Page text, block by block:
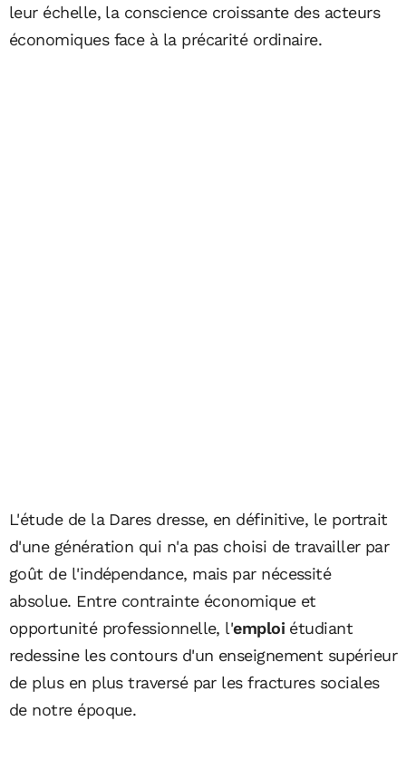
leur échelle, la conscience croissante des acteurs
économiques face à la précarité ordinaire.
L'étude de la Dares dresse, en définitive, le portrait
d'une génération qui n'a pas choisi de travailler par
goût de l'indépendance, mais par nécessité
absolue. Entre contrainte économique et
opportunité professionnelle, l'emploi étudiant
redessine les contours d'un enseignement supérieur
de plus en plus traversé par les fractures sociales
de notre époque.